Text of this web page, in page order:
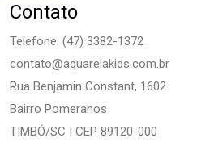
Contato
Telefone: (47) 3382-1372
contato@aquarelakids.com.br
Rua Benjamin Constant, 1602
Bairro Pomeranos
TIMBÓ/SC | CEP 89120-000